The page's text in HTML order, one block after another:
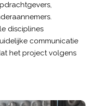
disciplines
communicatie
het project volgens